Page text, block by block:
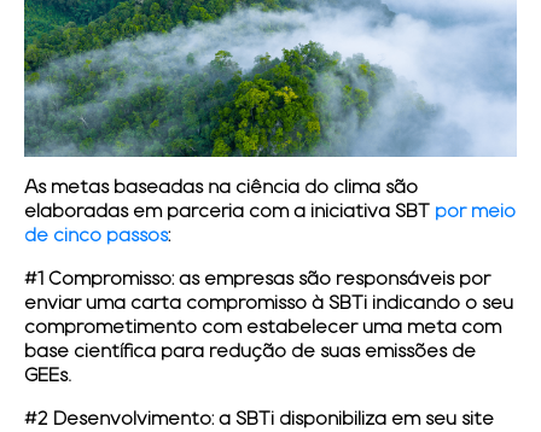
As metas baseadas na ciência do clima são
elaboradas em parceria com a iniciativa SBT por meio
de cinco passos:
#1 Compromisso: as empresas são responsáveis por
enviar uma carta compromisso à SBTi indicando o seu
comprometimento com estabelecer uma meta com
base científica para redução de suas emissões de
GEEs.
#2 Desenvolvimento: a SBTi disponibiliza em seu site